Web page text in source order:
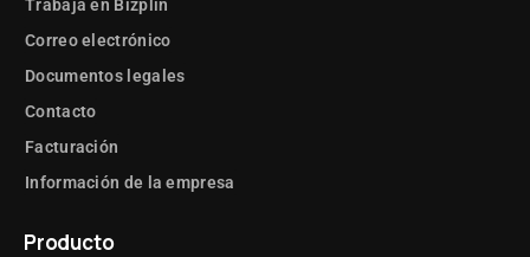
Trabaja en Bizplin
Correo electrónico
Documentos legales
Contacto
Facturación
Información de la empresa
Producto